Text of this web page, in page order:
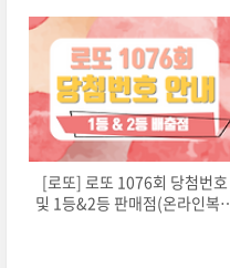
[로또] 로또 1076회 당첨번호
및 1등&2등 판매점(온라인복